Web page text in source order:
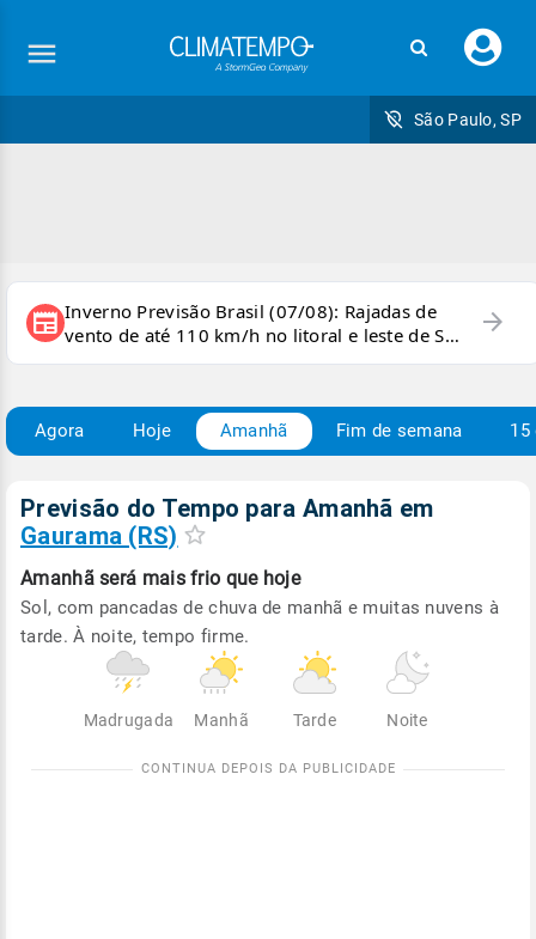
seu
São Paulo, SP
newspaper Inverno Previsão Brasil (07/08): Rajadas de
vento de até 110 km/h no litoral e leste de SP
e sul do RJ
arrow_forward
Agora Hoje Amanhã Fim de semana 15
Previsão do Tempo para Amanhã em
Gaurama (RS)
Amanhã será mais frio que hoje
Sol, com pancadas de chuva de manhã e muitas nuvens à
tarde. À noite, tempo firme.
Madrugada Manhã Tarde Noite